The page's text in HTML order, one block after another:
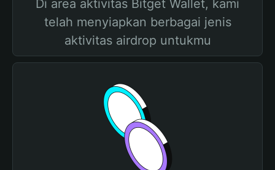
Di area aktivitas Bitget Wallet, kami
telah menyiapkan berbagai jenis
aktivitas airdrop untukmu